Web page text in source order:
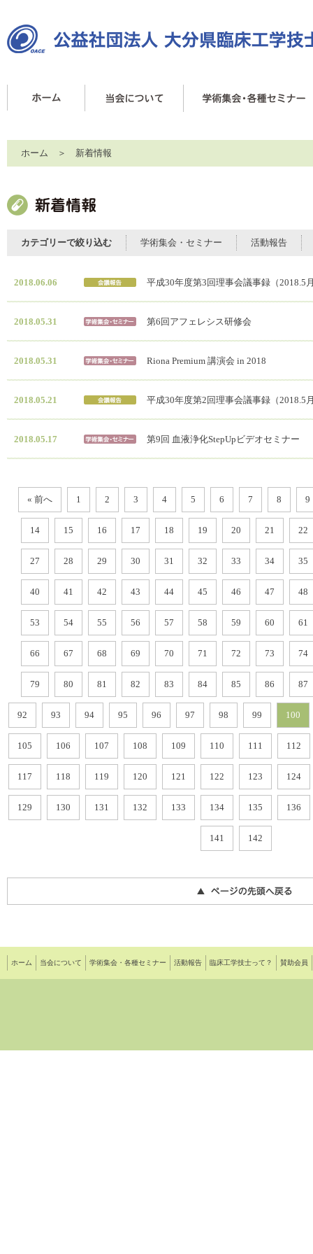
ホーム ＞ 新着情報
カテゴリーで絞り込む 学術集会・セミナー 活動報告
2018.06.06 平成30年度第3回理事会議事録（2018.5
2018.05.31 第6回アフェレシス研修会
2018.05.31 Riona Premium 講演会 in 2018
2018.05.21 平成30年度第2回理事会議事録（2018.5
2018.05.17 第9回 血液浄化StepUpビデオセミナー
« 前へ 1 2 3 4 5 6 7 8 9
14 15 16 17 18 19 20 21 22
27 28 29 30 31 32 33 34 35
40 41 42 43 44 45 46 47 48
53 54 55 56 57 58 59 60 61
66 67 68 69 70 71 72 73 74
79 80 81 82 83 84 85 86 87
92 93 94 95 96 97 98 99 100
105 106 107 108 109 110 111 112
117 118 119 120 121 122 123 124
129 130 131 132 133 134 135 136
141 142
ホーム 当会について 学術集会・各種セミナー 活動報告 臨床工学技士って？ 賛助会員